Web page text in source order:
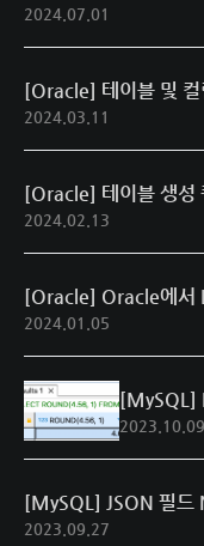
2024.07.01
[Oracle] 테이블 및 컬
2024.03.11
[Oracle] 테이블 생
2024.02.13
[Oracle] Oracle에서
2024.01.05
[MySQL]
2023.10.09
[MySQL] JSON 필드
2023.09.27